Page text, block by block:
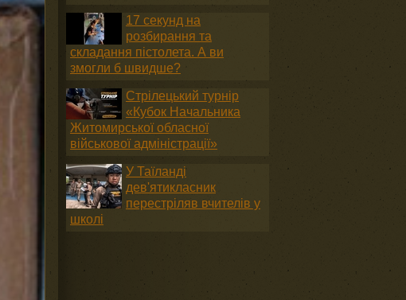
17 секунд на
розбирання та
складання пістолета. А ви
змогли б швидше?
Стрілецький турнір
«Кубок Начальника
Житомирської обласної
військової адміністрації»
У Таїланді
дев'ятикласник
перестріляв вчителів у
школі